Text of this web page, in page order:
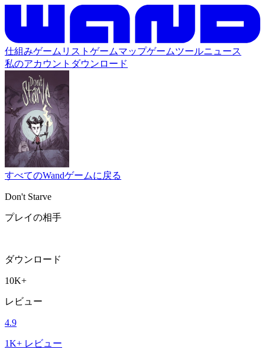
仕組みゲームリスト ゲームマップゲームツールニュース
私のアカウント ダウンロード
すべてのWandゲームに戻る
Don't Starve
プレイの相手
ダウンロード
10K+
レビュー
4.9
1K+ レビュー